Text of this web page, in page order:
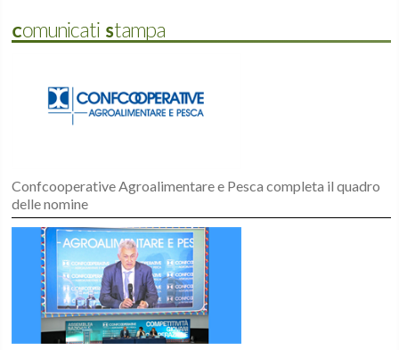
Comunicati Stampa
Confcooperative Agroalimentare e Pesca completa il quadro
delle nomine